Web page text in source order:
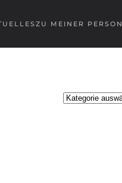
ZU MEINER PERSON
Kategorien